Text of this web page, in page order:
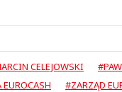
CELEJOWSKI
#ZARZĄD